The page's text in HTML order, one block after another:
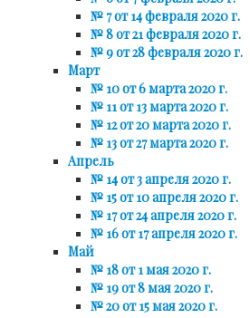
№ 7 от 14 февраля 2020 г.
№ 8 от 21 февраля 2020 г.
№ 9 от 28 февраля 2020 г.
Март
№ 10 от 6 марта 2020 г.
№ 11 от 13 марта 2020 г.
№ 12 от 20 марта 2020 г.
№ 13 от 27 марта 2020 г.
Апрель
№ 14 от 3 апреля 2020 г.
№ 15 от 10 апреля 2020 г.
№ 17 от 24 апреля 2020 г.
№ 16 от 17 апреля 2020 г.
Май
№ 18 от 1 мая 2020 г.
№ 19 от 8 мая 2020 г.
№ 20 от 15 мая 2020 г.